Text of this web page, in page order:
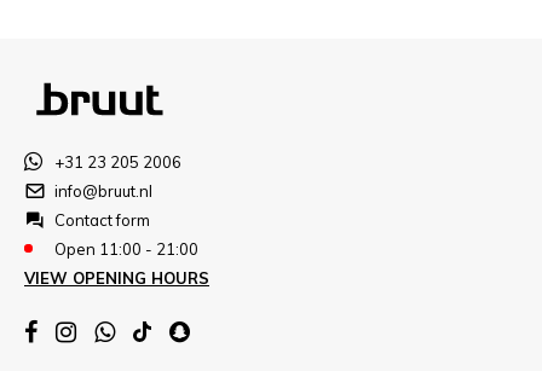
+31 23 205 2006
info@bruut.nl
Contact form
Open 11:00 - 21:00
VIEW OPENING HOURS